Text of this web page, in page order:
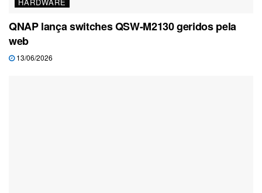
QNAP lança switches QSW-M2130 geridos pela
web
13/06/2026